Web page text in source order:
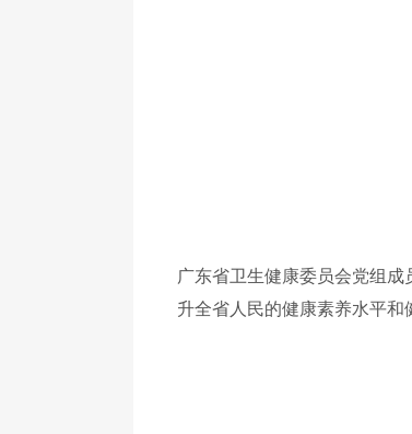
广东省卫生健康委员会党组
升全省人民的健康素养水平和